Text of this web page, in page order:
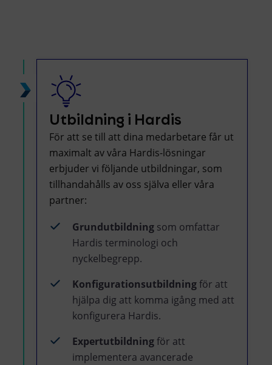
Utbildning i Hardis
För att se till att dina medarbetare får ut
maximalt av våra Hardis-lösningar
erbjuder vi följande utbildningar, som
tillhandahålls av oss själva eller våra
partner:
Grundutbildning som omfattar
Hardis terminologi och
nyckelbegrepp.
Konfigurationsutbildningför att
hjälpa dig att komma igång med att
konfigurera Hardis.
Expertutbildningför att
implementera avancerade